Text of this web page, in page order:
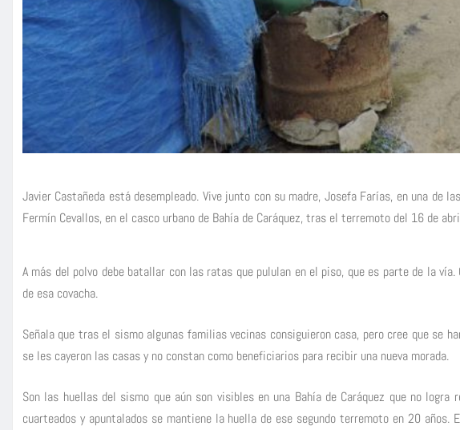
Javier Castañeda está desempleado. Vive junto con su madre, Josefa Farías, en una de
Fermín Cevallos, en el casco urbano de Bahía de Caráquez, tras el terremoto del 16 de
A más del polvo debe batallar con las ratas que pululan en el piso, que es parte de la
de esa covacha.
Señala que tras el sismo algunas familias vecinas consiguieron casa, pero cree que se
se les cayeron las casas y no constan como beneficiarios para recibir una nueva morada.
Son las huellas del sismo que aún son visibles en una Bahía de Caráquez que no
cuarteados y apuntalados se mantiene la huella de ese segundo terremoto en 20 años.